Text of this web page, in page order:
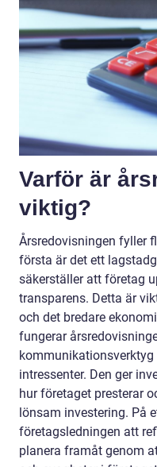
Varför är
viktig?
Årsredovisningen fyller
första är det ett
säkerställer att företag
transparens. Detta är
och det bredare
fungerar
intressenter. Den ger
hur företaget presterar
lönsam investering. På
företagsledningen att
planera framåt genom